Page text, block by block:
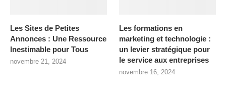
Les Sites de Petites
Annonces : Une Ressource
Inestimable pour Tous
novembre 21, 2024
Les formations en
marketing et technologie :
un levier stratégique pour
le service aux entreprises
novembre 16, 2024